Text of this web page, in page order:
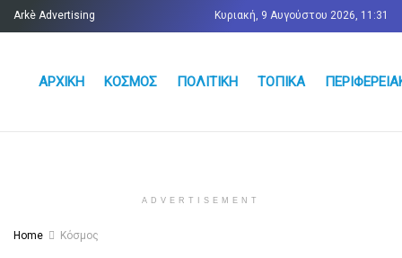
Arkè Advertising Κυριακή, 9 Αυγούστου 2026, 11:31
ΑΡΧΙΚΉ ΚΌΣΜΟΣ ΠΟΛΙΤΙΚΉ ΤΟΠΙΚΆ
ADVERTISEMENT
Home Κόσμος